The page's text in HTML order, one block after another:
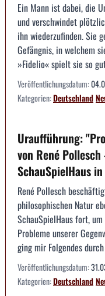
Ein Mann ist dabei, die
und verschwindet
ihn wiederzufinden. Sie
Gefängnis, in welchem
»Fidelio« spielt sie so
Veröffentlichungsdatum:
Kategorien:Deutschland
Uraufführung:
von René
SchauSpielHaus
René Pollesch
philosophischen Natur
SchauSpielHaus fort,
Probleme unserer
ging mir Folgendes
Veröffentlichungsdatum:
Kategorien:Deutschland